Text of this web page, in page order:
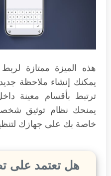
هذه الميزة ممتازة
يمكنك إنشاء ملاحظة
ترتبط بأقسام معينة
يمنحك نظام توثيق
خاصة بك على جهازك
هل تعتمد على